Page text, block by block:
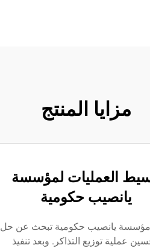
مزايا المنتج
العمليات لمؤسسة
يانصيب حكومية
يانصيب حكومية تبحث عن حل
عملية توزيع التذاكر. وبعد تنفيذ